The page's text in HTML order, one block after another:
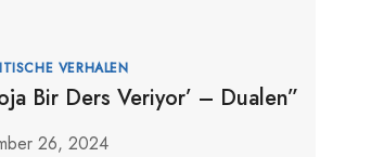
VERHALEN
Bir Ders Veriyor’ – Dualen”
26, 2024